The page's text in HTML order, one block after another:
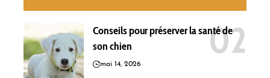
Conseils pour préserver la santé de
son chien
mai 14, 2026